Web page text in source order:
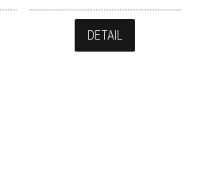
DETAIL